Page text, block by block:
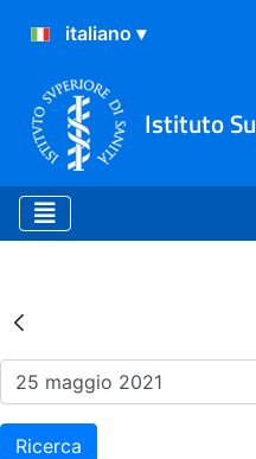
Istituto
Risultati
Ricerca